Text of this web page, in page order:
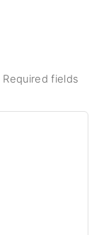
Required fields